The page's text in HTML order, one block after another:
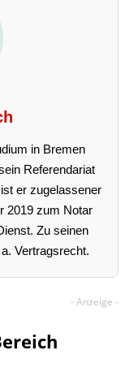
in Bremen
Referendariat
er zugelassener
2019 zum Notar
Zu seinen
Vertragsrecht.